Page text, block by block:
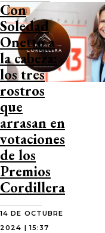
Con
Soledad
Onetto a
la cabeza:
los tres
rostros
que
arrasan en
votaciones
de los
Premios
Cordillera
14 DE OCTUBRE
2024 | 15:37